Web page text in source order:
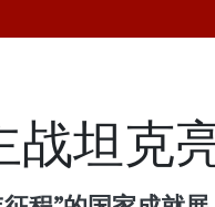
战坦克